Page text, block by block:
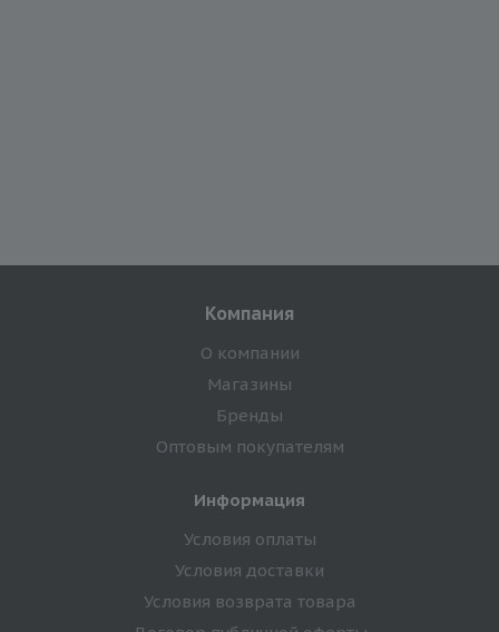
Компания
О компании
Магазины
Бренды
Оптовым покупателям
Информация
Условия оплаты
Условия доставки
Условия возврата товара